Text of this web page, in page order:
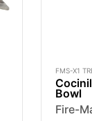
FMS-X1
Bowl
Fire-